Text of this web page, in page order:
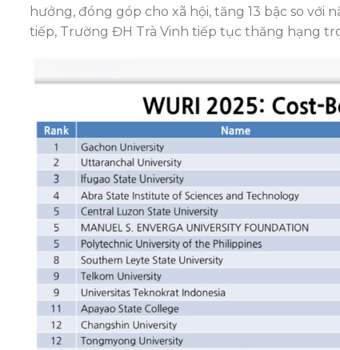
hưởng, đóng góp cho xã hội, tăng 13 bậc so với
tiếp, Trường ĐH Trà Vinh tiếp tục thăng hạng